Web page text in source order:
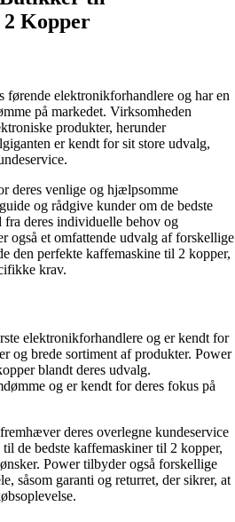
Kopper
førende elektronikforhandlere og har en
på markedet. Virksomheden
produkter, herunder
er kendt for sit store udvalg,
deres venlige og hjælpsomme
og rådgive kunder om de bedste
deres individuelle behov og
også et omfattende udvalg af forskellige
den perfekte kaffemaskine til 2 kopper,
krav.
elektronikforhandlere og er kendt for
og brede sortiment af produkter. Power
blandt deres udvalg.
og er kendt for deres fokus på
deres overlegne kundeservice
de bedste kaffemaskiner til 2 kopper,
Power tilbyder også forskellige
såsom garanti og returret, der sikrer, at